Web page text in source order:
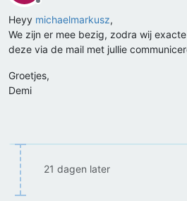
Offline
Heyy michaelmarkusz,
We zijn er mee bezig, zodra wij
deze via de mail met jullie
Groetjes,
Demi
21 dagen later